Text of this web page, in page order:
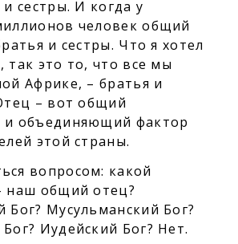
сестры. И когда у
человек общий
и сестры. Что я хотел
так это то, что все мы
Африке, – братья и
– вот общий
и объединяющий фактор
этой страны.
вопросом: какой
наш общий отец?
Бог? Мусульманский Бог?
Иудейский Бог? Нет.